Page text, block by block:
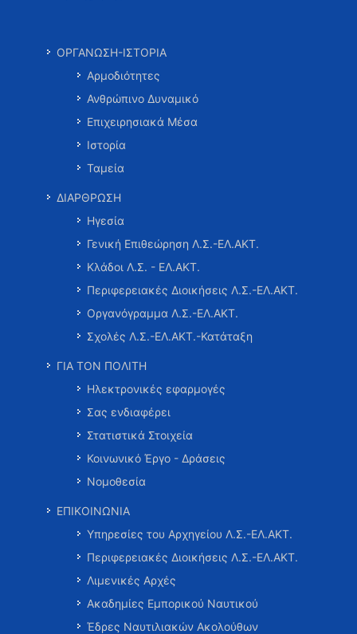
ΟΡΓΑΝΩΣΗ-ΙΣΤΟΡΙΑ
Αρμοδιότητες
Ανθρώπινο Δυναμικό
Επιχειρησιακά Μέσα
Ιστορία
Ταμεία
ΔΙΑΡΘΡΩΣΗ
Ηγεσία
Γενική Επιθεώρηση Λ.Σ.-ΕΛ.ΑΚΤ.
Κλάδοι Λ.Σ. - ΕΛ.ΑΚΤ.
Περιφερειακές Διοικήσεις Λ.Σ.-ΕΛ.ΑΚΤ.
Οργανόγραμμα Λ.Σ.-ΕΛ.ΑΚΤ.
Σχολές Λ.Σ.-ΕΛ.ΑΚΤ.-Κατάταξη
ΓΙΑ ΤΟΝ ΠΟΛΙΤΗ
Ηλεκτρονικές εφαρμογές
Σας ενδιαφέρει
Στατιστικά Στοιχεία
Κοινωνικό Έργο - Δράσεις
Νομοθεσία
ΕΠΙΚΟΙΝΩΝΙΑ
Υπηρεσίες του Αρχηγείου Λ.Σ.-ΕΛ.ΑΚΤ.
Περιφερειακές Διοικήσεις Λ.Σ.-ΕΛ.ΑΚΤ.
Λιμενικές Αρχές
Ακαδημίες Εμπορικού Ναυτικού
Έδρες Ναυτιλιακών Ακολούθων